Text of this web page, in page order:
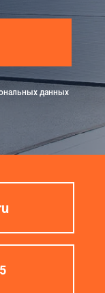
данных